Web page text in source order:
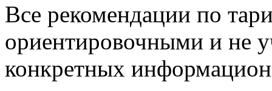
Все рекомендации по
ориентировочными и не
конкретных